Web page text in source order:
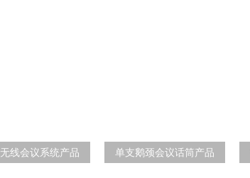
无线会议系统产品 单支鹅颈会议话筒产品